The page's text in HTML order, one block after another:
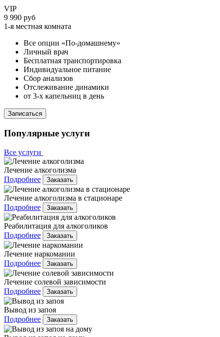
VIP
9 990 руб
1-я местная комната
Все опции «По-домашнему»
Личный врач
Бесплатная транспортировка
Индивидуальное питание
Сбор анализов
Отслеживание динамики
от 3-х капельниц в день
Записаться
Популярные услуги
Все услуги
Лечение алкоголизма
Подробнее
Заказать
Лечение алкоголизма в стационаре
Подробнее
Заказать
Реабилитация для алкоголиков
Подробнее
Заказать
Лечение наркомании
Подробнее
Заказать
Лечение солевой зависимости
Подробнее
Заказать
Вывод из запоя
Подробнее
Заказать